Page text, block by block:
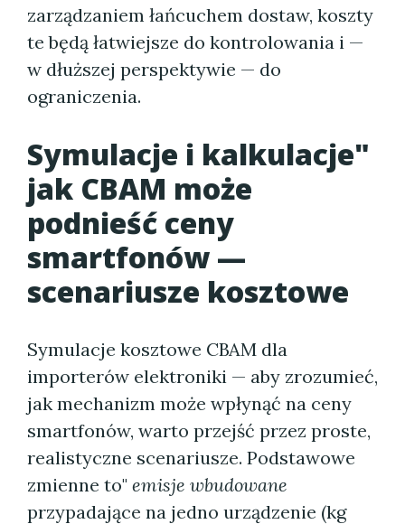
zarządzaniem łańcuchem dostaw, koszty
te będą łatwiejsze do kontrolowania i —
w dłuższej perspektywie — do
ograniczenia.
Symulacje i kalkulacje"
jak CBAM może
podnieść ceny
smartfonów —
scenariusze kosztowe
Symulacje kosztowe CBAM dla
importerów elektroniki — aby zrozumieć,
jak mechanizm może wpłynąć na ceny
smartfonów, warto przejść przez proste,
realistyczne scenariusze. Podstawowe
zmienne to" emisje wbudowane
przypadające na jedno urządzenie (kg